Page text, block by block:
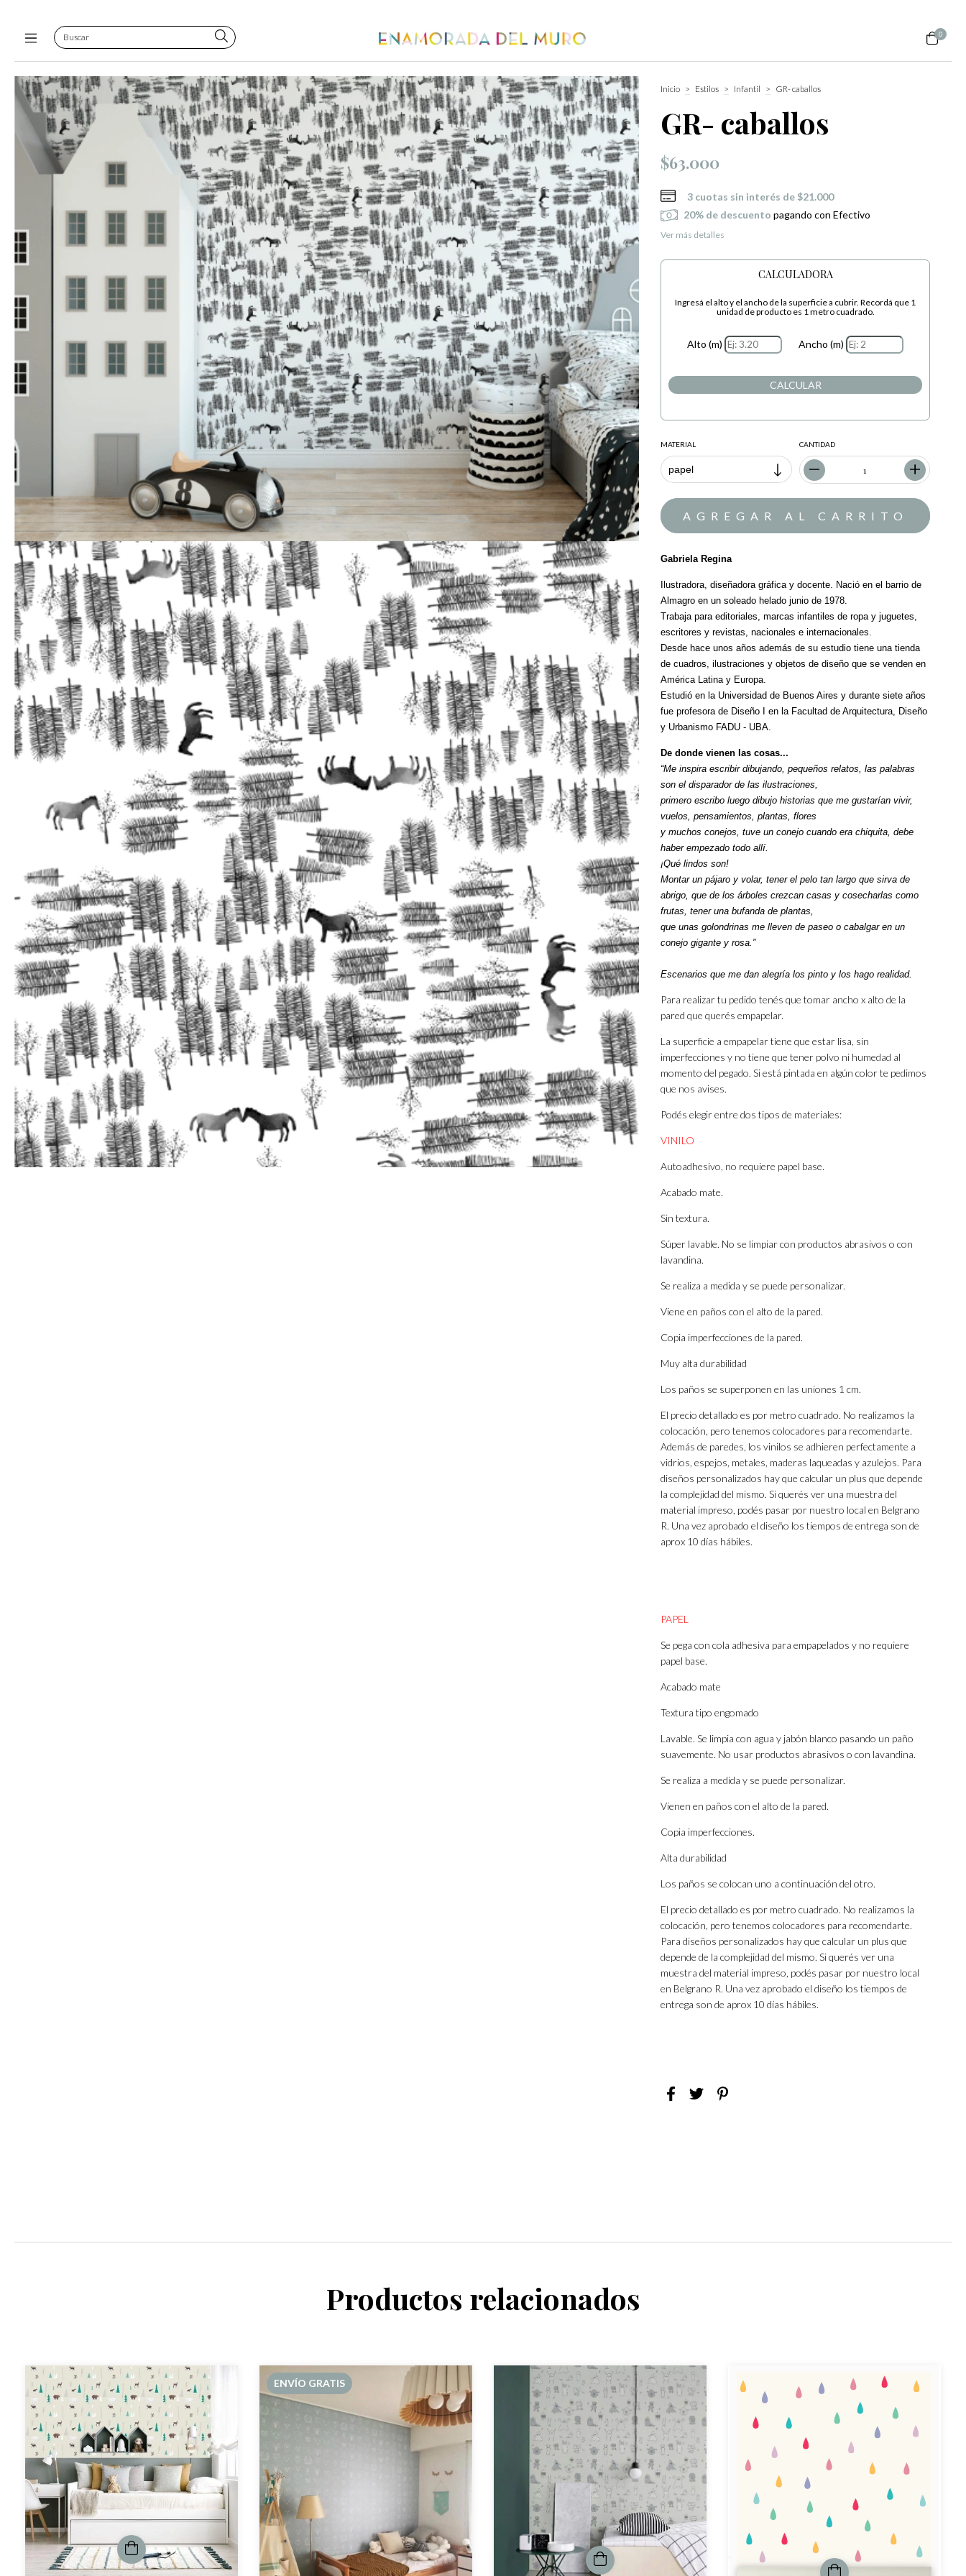
0
Inicio > Estilos > Infantil > GR- caballos
GR- caballos
$63.000
3 cuotas sin interés de $21.000
20% de descuento pagando con Efectivo
Ver más detalles
CALCULADORA
Ingresá el alto y el ancho de la superficie a cubrir. Recordá que 1
unidad de producto es 1 metro cuadrado.
Alto (m) Ancho (m)
CALCULAR
MATERIAL CANTIDAD
Gabriela Regina
Ilustradora, diseñadora gráfica y docente. Nació en el barrio de
Almagro en un soleado helado junio de 1978.
Trabaja para editoriales, marcas infantiles de ropa y juguetes,
escritores y revistas, nacionales e internacionales.
Desde hace unos años además de su estudio tiene una tienda
de cuadros, ilustraciones y objetos de diseño que se venden en
América Latina y Europa.
Estudió en la Universidad de Buenos Aires y durante siete años
fue profesora de Diseño I en la Facultad de Arquitectura, Diseño
y Urbanismo FADU - UBA.
De donde vienen las cosas...
“Me inspira escribir dibujando, pequeños relatos, las palabras
son el disparador de las ilustraciones,
primero escribo luego dibujo historias que me gustarían vivir,
vuelos, pensamientos, plantas, flores
y muchos conejos, tuve un conejo cuando era chiquita, debe
haber empezado todo allí.
¡Qué lindos son!
Montar un pájaro y volar, tener el pelo tan largo que sirva de
abrigo, que de los árboles crezcan casas y cosecharlas como
frutas, tener una bufanda de plantas,
que unas golondrinas me lleven de paseo o cabalgar en un
conejo gigante y rosa.”
Escenarios que me dan alegría los pinto y los hago realidad.
Para realizar tu pedido tenés que tomar ancho x alto de la
pared que querés empapelar.
La superficie a empapelar tiene que estar lisa, sin
imperfecciones y no tiene que tener polvo ni humedad al
momento del pegado. Si está pintada en algún color te pedimos
que nos avises.
Podés elegir entre dos tipos de materiales:
VINILO
Autoadhesivo, no requiere papel base.
Acabado mate.
Sin textura.
Súper lavable. No se limpiar con productos abrasivos o con
lavandina.
Se realiza a medida y se puede personalizar.
Viene en paños con el alto de la pared.
Copia imperfecciones de la pared.
Muy alta durabilidad
Los paños se superponen en las uniones 1 cm.
El precio detallado es por metro cuadrado. No realizamos la
colocación, pero tenemos colocadores para recomendarte.
Además de paredes, los vinilos se adhieren perfectamente a
vidrios, espejos, metales, maderas laqueadas y azulejos. Para
diseños personalizados hay que calcular un plus que depende
la complejidad del mismo. Si querés ver una muestra del
material impreso, podés pasar por nuestro local en Belgrano
R. Una vez aprobado el diseño los tiempos de entrega son de
aprox 10 días hábiles.
PAPEL
Se pega con cola adhesiva para empapelados y no requiere
papel base.
Acabado mate
Textura tipo engomado
Lavable. Se limpia con agua y jabón blanco pasando un paño
suavemente. No usar productos abrasivos o con lavandina.
Se realiza a medida y se puede personalizar.
Vienen en paños con el alto de la pared.
Copia imperfecciones.
Alta durabilidad
Los paños se colocan uno a continuación del otro.
El precio detallado es por metro cuadrado. No realizamos la
colocación, pero tenemos colocadores para recomendarte.
Para diseños personalizados hay que calcular un plus que
depende de la complejidad del mismo. Si querés ver una
muestra del material impreso, podés pasar por nuestro local
en Belgrano R. Una vez aprobado el diseño los tiempos de
entrega son de aprox 10 días hábiles.
Productos relacionados
ENVÍO GRATIS